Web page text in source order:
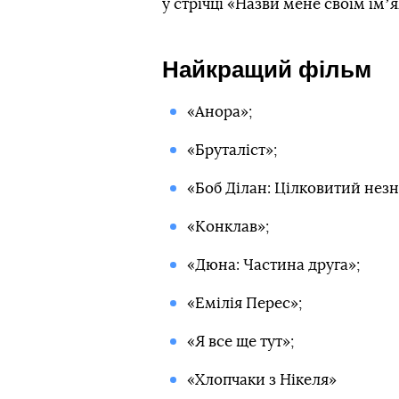
у стрічці «Назви мене своїм
Найкращий фільм
«Анора»;
«Бруталіст»;
«Боб Ділан: Цілковитий
«Конклав»;
«Дюна: Частина друга»;
«Емілія Перес»;
«Я все ще тут»;
«Хлопчаки з Нікеля»